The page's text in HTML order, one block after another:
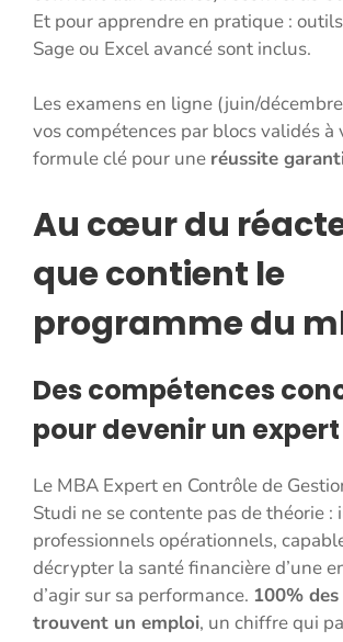
Et pour apprendre en pratique :
Sage ou Excel avancé sont inclus.
Les examens en ligne (juin/
vos compétences par blocs validés à
formule clé pour une réussite
Au cœur du
que contient le
programme du
Des compétences
pour devenir un expert
Le MBA Expert en Contrôle de
Studi ne se contente pas de théorie :
professionnels opérationnels,
décrypter la santé financière d’une
d’agir sur sa performance. 100%
trouvent un emploi, un chiffre qui